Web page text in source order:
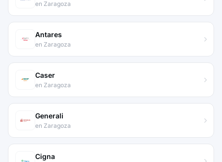
en Zaragoza
Antares
en Zaragoza
Caser
en Zaragoza
Generali
en Zaragoza
Cigna